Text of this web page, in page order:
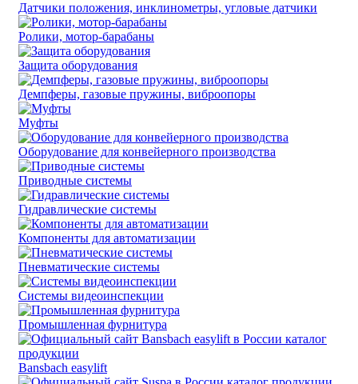
Датчики положения, инклинометры, угловые датчики
Ролики, мотор-барабаны
Защита оборудования
Демпферы, газовые пружины, виброопоры
Муфты
Оборудование для конвейерного производства
Приводные системы
Гидравлические системы
Компоненты для автоматизации
Пневматические системы
Системы видеоинспекции
Промышленная фурнитура
Bansbach easylift